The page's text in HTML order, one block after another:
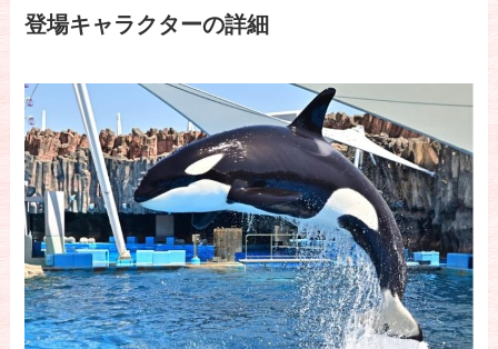
登場キャラクターの詳細